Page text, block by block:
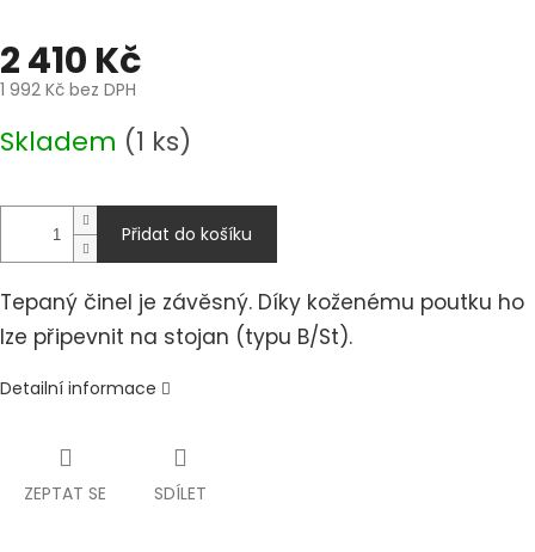
2 410 Kč
1 992 Kč bez DPH
cena:
Skladem (1 ks)
Přidat do košíku
Tepaný činel je závěsný. Díky koženému poutku ho
lze připevnit na stojan (typu B/St).
Detailní informace
ZEPTAT SE SDÍLET